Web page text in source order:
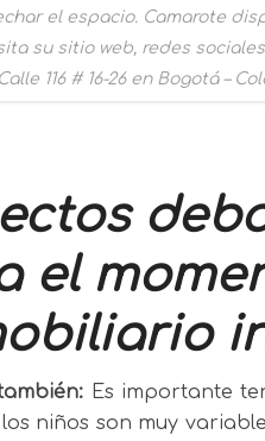
el espacio. Camarote
su sitio web, redes
116 # 16-26 en Bogotá –
el
Es importante
niños son muy